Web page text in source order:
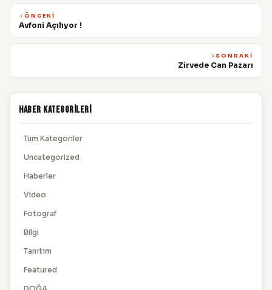
ÖNCEKI
Avfoni Açılıyor !
SONRAKI
Zirvede Can Pazarı
Haber Kategorileri
Tüm Kategoriler
Uncategorized
Haberler
Video
Fotograf
Bilgi
Tanıtım
Featured
DOĞA